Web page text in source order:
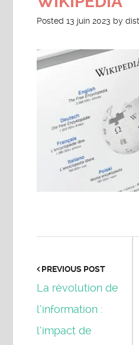
Posted13 juin 2023 by
PREVIOUS POST
La révolution de
l’information :
l’impact de